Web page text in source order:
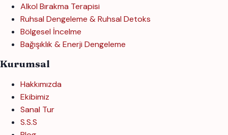
Alkol Bırakma Terapisi
Ruhsal Dengeleme & Ruhsal Detoks
Bölgesel İncelme
Bağışıklık & Enerji Dengeleme
Kurumsal
Hakkımızda
Ekibimiz
Sanal Tur
S.S.S